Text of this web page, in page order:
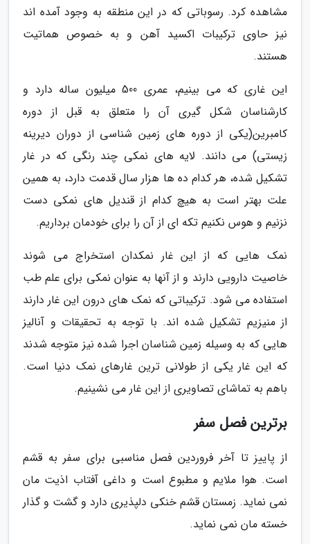
مشاهده کرد. رسوباتی که در این منطقه به وجود آمده اند
نیز حاوی ترکیبات اکسید آهن و به خصوص هماتیت
هستند.
این غاری که می بینیم، عمری 500 میلیون ساله دارد و
کارشناسان شکل گیری آن را متعلق به قبل از دوره
کامبرین(یکی از دوره های زمین شناسی از دوران دیرینه
زیستی) می دانند. لایه های نمکی چند رنگی که در غار
تشکیل شده، هر کدام ده ها هزار سال قدمت دارد، به همین
علت بهتر است به هیچ کدام از قندیل های نمکی دست
نزنیم و هوس نکنیم تکه ای از آن را برای خودمان برداریم.
نمک هایی که از این غار نمکدان استخراج می شوند
خاصیت دارویی دارند و از آنها به عنوان نمکی برای علم طب
استفاده می شود. ترکیباتی که نمک های درون این غار دارند
از منیزیم تشکیل شده اند. با توجه به تحقیقات و آنالیز
هایی که به وسیله زمین شناسان اجرا شده نیز متوجه شدند
که این غار یکی از طولانی ترین غارهای نمک دنیا است.
باهم به تماشای تصاویری از این غار می نشینیم.
برترین فصل سفر
از پاییز تا آخر فروردین فصل مناسبی برای سفر به قشم
است. هوا ملایم و مطبوع است و داغی آفتاب اذیت مان
نمی نماید. زمستان قشم خنکی دلپذیری دارد و گشت و گذار
خسته مان نمی نماید.